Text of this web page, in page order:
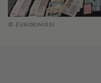
© EUROKINISSI